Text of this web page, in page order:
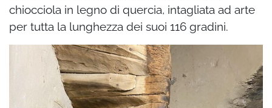
chiocciola in legno di quercia, intagliata ad arte
per tutta la lunghezza dei suoi 116 gradini.